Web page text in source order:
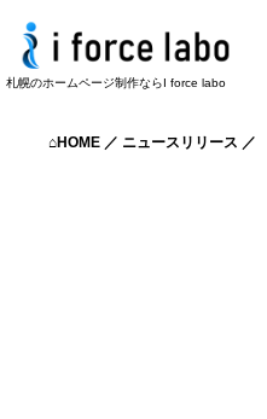
札幌のホームページ制作ならI force labo
⌂HOME ／ ニュースリリース ／